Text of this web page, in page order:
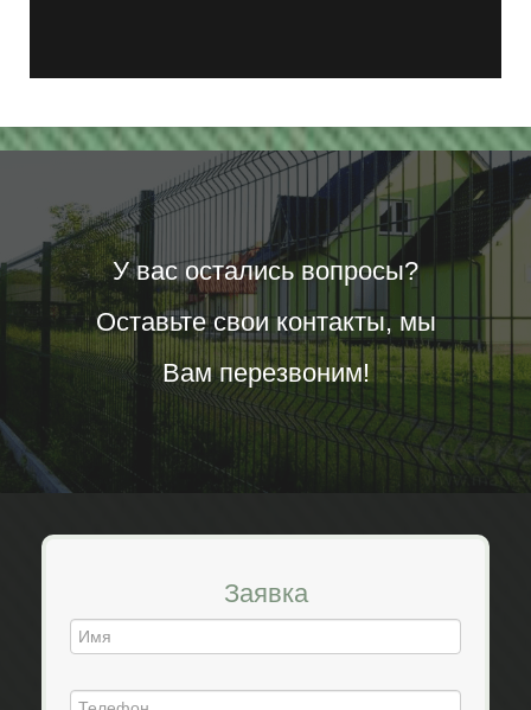
У вас остались вопросы?
Оставьте свои контакты, мы
Вам перезвоним!
Заявка